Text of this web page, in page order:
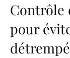
Contrôle
pour